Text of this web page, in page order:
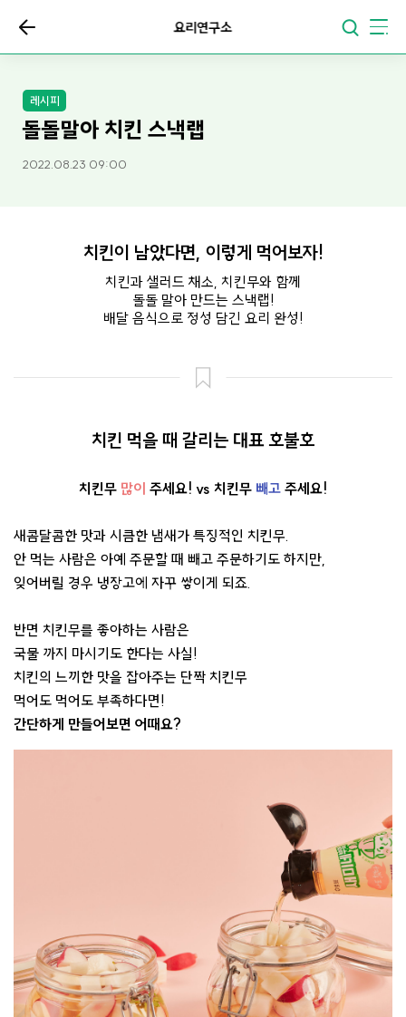
요리연구소
레시피
돌돌말아 치킨 스낵랩
2022.08.23 09:00
치킨이 남았다면, 이렇게 먹어보자!
치킨과 샐러드 채소, 치킨무와 함께
돌돌 말아 만드는 스낵랩!
배달 음식으로 정성 담긴 요리 완성!
치킨 먹을 때 갈리는 대표 호불호
치킨무 많이 주세요! vs 치킨무 빼고 주세요!
새콤달콤한 맛과 시큼한 냄새가 특징적인 치킨무.
안 먹는 사람은 아예 주문할 때 빼고 주문하기도 하지만,
잊어버릴 경우 냉장고에 자꾸 쌓이게 되죠.
반면 치킨무를 좋아하는 사람은
국물 까지 마시기도 한다는 사실!
치킨의 느끼한 맛을 잡아주는 단짝 치킨무
먹어도 먹어도 부족하다면!
간단하게 만들어보면 어때요?